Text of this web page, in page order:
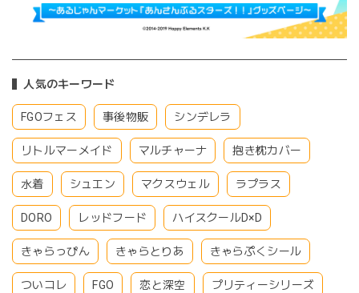
人気のキーワード
FGOフェス 事後物販 シンデレラ
リトルマーメイド マルチャーナ 抱き枕カバー
水着 シュエン マクスウェル ラプラス
DORO レッドフード ハイスクールD×D
きゃらっぴん きゃらとりあ きゃらぷくシール
ついコレ FGO 恋と深空 プリティーシリーズ